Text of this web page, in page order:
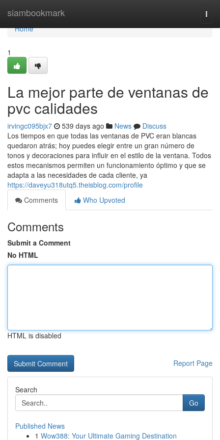
siambookmark
Home
Home
1
La mejor parte de ventanas de
pvc calidades
irvingc095bjx7 539 days ago News
Discuss
Los tiempos en que todas las ventanas de PVC eran blancas
quedaron atrás; hoy puedes elegir entre un gran número de
tonos y decoraciones para influir en el estilo de la ventana. Todos
estos mecanismos permiten un funcionamiento óptimo y que se
adapta a las necesidades de cada cliente, ya
https://daveyu318utq5.theisblog.com/profile
Comments
Who Upvoted
Comments
Submit a Comment
No HTML
HTML is disabled
Report Page
Search
Go
Published News
1 Wow388: Your Ultimate Gaming Destination